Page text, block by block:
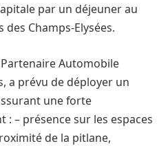
par un déjeuner au
Champs-Elysées.
Automobile
a prévu de déployer un
une forte
– présence sur les espaces
de la pitlane,